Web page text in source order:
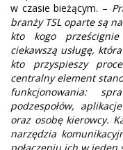
w czasie bieżącym. –
branży TSL oparte są
kto kogo
ciekawszą usługę,
kto przyspieszy
centralny element
funkcjonowania:
podzespołów,
oraz osobę kierowcy.
narzędzia